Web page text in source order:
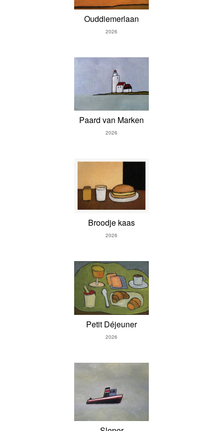
Ouddiemerlaan
2026
Paard van Marken
2026
Broodje kaas
2026
Petit Déjeuner
2026